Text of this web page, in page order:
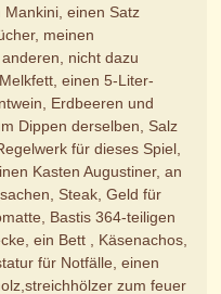
einen Satz
meinen
nicht dazu
einen 5-Liter-
Erdbeeren und
Dippen derselben, Salz
für dieses Spiel,
Kasten Augustiner, an
Steak, Geld für
Bastis 364-teiligen
ein Bett , Käsenachos,
für Notfälle, einen
zum feuer